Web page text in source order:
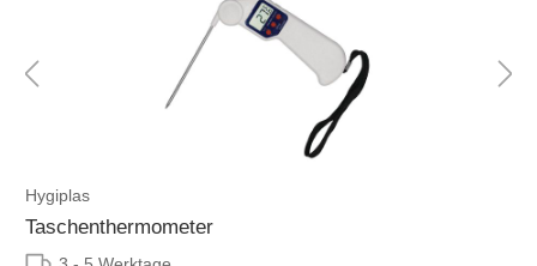
Hygiplas
Taschenthermometer